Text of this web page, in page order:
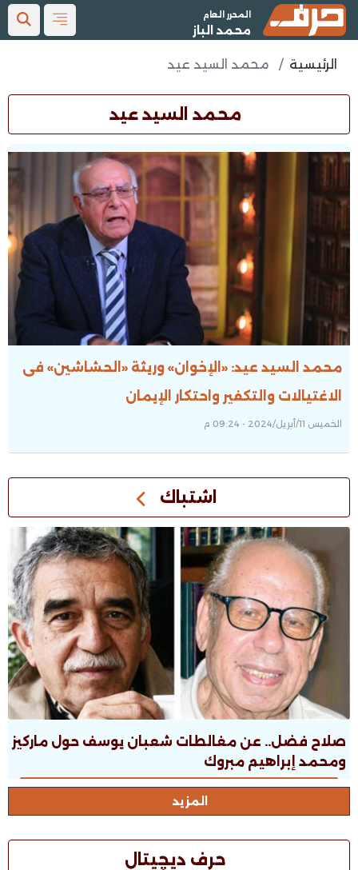
المحرر العام
محمد الباز
الرئيسية محمد السيد عيد
محمد السيد عيد
محمد السيد عيد: «الإخوان» وريثة «الحشاشين» فى
الاغتيالات والتكفير واحتكار الإيمان
الخميس 11/أبريل/2024 - 09:24 م
اشتباك
صلاح فضل.. عن مغالطات شعبان يوسف حول ماركيز
ومحمد إبراهيم مبروك
المزيد
حرف ديچيتال